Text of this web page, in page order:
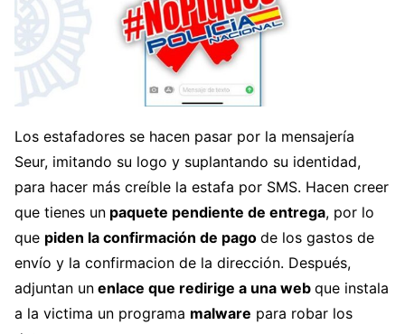
Los estafadores se hacen pasar por la mensajería
Seur, imitando su logo y suplantando su identidad,
para hacer más creíble la estafa por SMS. Hacen creer
que tienes un paquete pendiente de entrega, por lo
que piden la confirmación de pago de los gastos de
envío y la confirmacion de la dirección. Después,
adjuntan un enlace que redirige a una web que instala
a la victima un programa malware para robar los